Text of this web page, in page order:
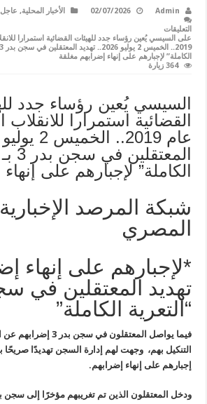
Admin
02/07/2026 الأخبار المحلية, عاجل
التعليقات
على السيسي يُعين رؤساء جدد للهيئات القضائية استمرارا
الكاملة” لإجبارهم على إنهاء إضرابهم مغلقة
364 زيارة
السيسي يُعين رؤساء جدد
القضائية استمرارا
الكاملة” لإجبارهم على
شبكة المرصد
المصري
*لإجبارهم على إنهاء
“التعرية الكاملة”
فيما يواصل المعتقلون في سجن بدر 3
إضرابهم عن
التنكيل بهم، وجهت لهم إدارة السجن تهديدًا صريحًا
إجبارهم على إنهاء إضرابهم.
ودخل المعتقلون الذين تم تغريبهم مؤخرًا